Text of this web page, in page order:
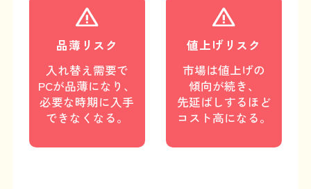
品薄リスク
入れ替え需要で
PCが品薄になり、
必要な時期に入手
できなくなる。
値上げリスク
市場は値上げの
傾向が続き、
先延ばしするほど
コスト高になる。